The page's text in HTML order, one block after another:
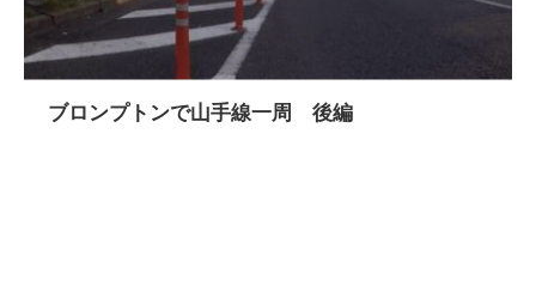
ブロンプトンで山手線一周 後編